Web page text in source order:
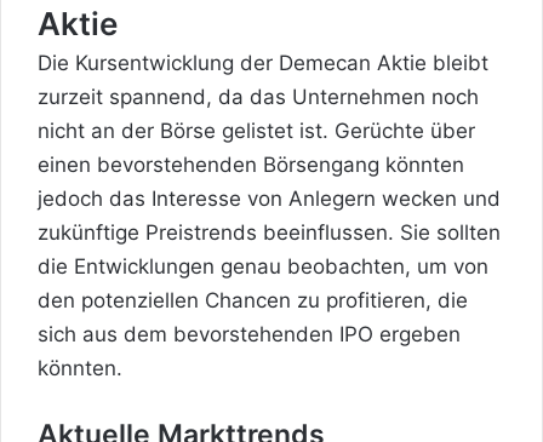
Aktie
Die Kursentwicklung der Demecan Aktie bleibt
zurzeit spannend, da das Unternehmen noch
nicht an der Börse gelistet ist. Gerüchte über
einen bevorstehenden Börsengang könnten
jedoch das Interesse von Anlegern wecken und
zukünftige Preistrends beeinflussen. Sie sollten
die Entwicklungen genau beobachten, um von
den potenziellen Chancen zu profitieren, die
sich aus dem bevorstehenden IPO ergeben
könnten.
Aktuelle Markttrends